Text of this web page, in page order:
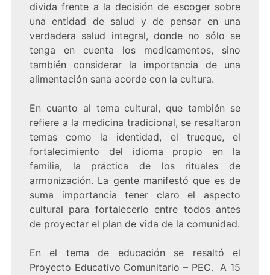
divida frente a la decisión de escoger sobre
una entidad de salud y de pensar en una
verdadera salud integral, donde no sólo se
tenga en cuenta los medicamentos, sino
también considerar la importancia de una
alimentación sana acorde con la cultura.
En cuanto al tema cultural, que también se
refiere a la medicina tradicional, se resaltaron
temas como la identidad, el trueque, el
fortalecimiento del idioma propio en la
familia, la práctica de los rituales de
armonización. La gente manifestó que es de
suma importancia tener claro el aspecto
cultural para fortalecerlo entre todos antes
de proyectar el plan de vida de la comunidad.
En el tema de educación se resaltó el
Proyecto Educativo Comunitario – PEC. A 15